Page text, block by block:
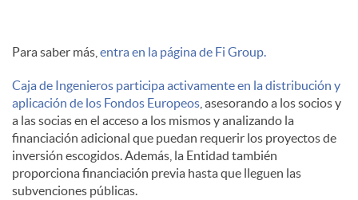
Para saber más, entra en la página de Fi Group.
Caja de Ingenieros participa activamente en la distribución y
aplicación de los Fondos Europeos , asesorando a los socios y
a las socias en el acceso a los mismos y analizando la
financiación adicional que puedan requerir los proyectos de
inversión escogidos. Además, la Entidad también
proporciona financiación previa hasta que lleguen las
subvenciones públicas.